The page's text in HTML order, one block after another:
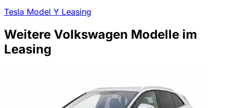
Tesla Model Y Leasing
Weitere Volkswagen Modelle im
Leasing